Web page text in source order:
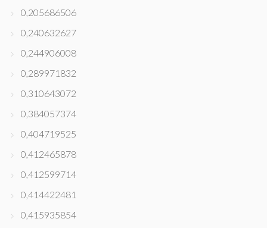
0,205686506
0,240632627
0,244906008
0,289971832
0,310643072
0,384057374
0,404719525
0,412465878
0,412599714
0,414422481
0,415935854